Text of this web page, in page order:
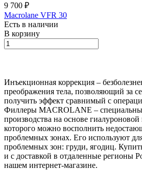
9 700 ₽
Macrolane VFR 30
Есть в наличии
В корзину
Инъекционная коррекция –
преображения тела, позволяющий за
получить эффект сравнимый с
Филлеры MACROLANE –
производства на основе
которого можно восполнить
проблемных зонах. Его используют
проблемных зон: груди, ягодиц.
и с доставкой в отдаленные регионы
нашем интернет-магазине.